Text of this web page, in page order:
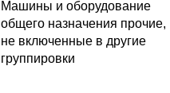
Машины и оборудование
общего назначения прочие,
не включенные в другие
группировки